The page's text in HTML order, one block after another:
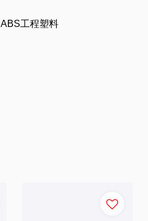
ABS工程塑料